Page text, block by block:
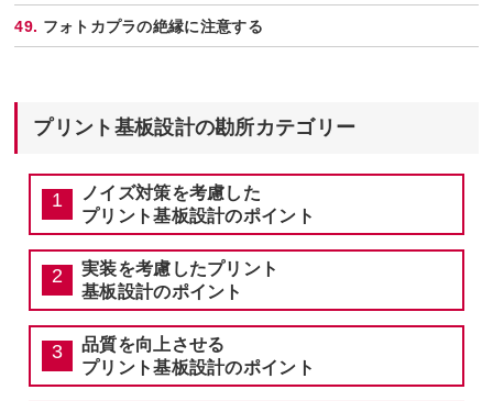
フォトカプラの絶縁に注意する
プリント基板設計の勘所カテゴリー
ノイズ対策を考慮した
プリント基板設計のポイント
実装を考慮したプリント
基板設計のポイント
品質を向上させる
プリント基板設計のポイント